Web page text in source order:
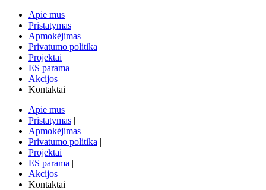
Apie mus
Pristatymas
Apmokėjimas
Privatumo politika
Projektai
ES parama
Akcijos
Kontaktai
Apie mus |
Pristatymas |
Apmokėjimas |
Privatumo politika |
Projektai |
ES parama |
Akcijos |
Kontaktai